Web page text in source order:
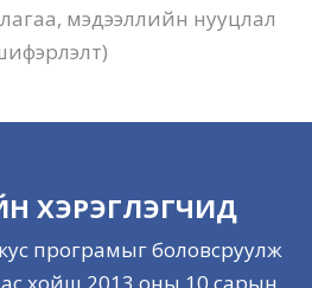
мэдээллийн нууцлал
ХЭРЭГЛЭГЧИД
програмыг боловсруулж